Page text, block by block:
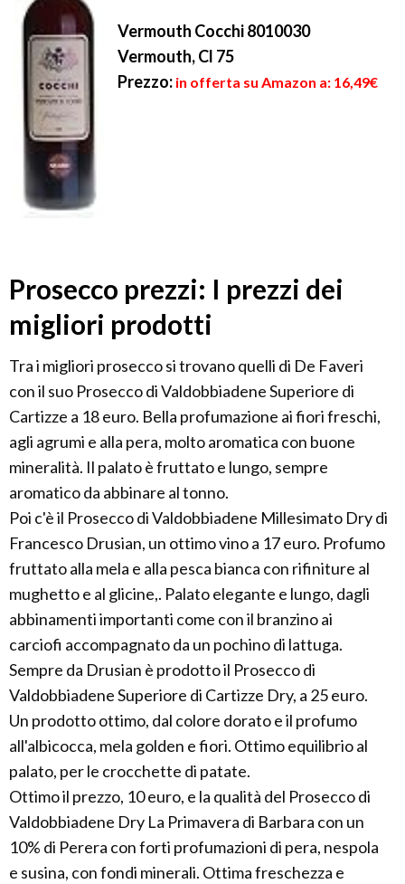
Vermouth Cocchi 8010030
Vermouth, Cl 75
Prezzo: in offerta su Amazon a: 16,49€
Prosecco prezzi: I prezzi dei
migliori prodotti
Tra i migliori prosecco si trovano quelli di De Faveri
con il suo Prosecco di Valdobbiadene Superiore di
Cartizze a 18 euro. Bella profumazione ai fiori freschi,
agli agrumi e alla pera, molto aromatica con buone
mineralità. Il palato è fruttato e lungo, sempre
aromatico da abbinare al tonno.
Poi c'è il Prosecco di Valdobbiadene Millesimato Dry di
Francesco Drusian, un ottimo vino a 17 euro. Profumo
fruttato alla mela e alla pesca bianca con rifiniture al
mughetto e al glicine,. Palato elegante e lungo, dagli
abbinamenti importanti come con il branzino ai
carciofi accompagnato da un pochino di lattuga.
Sempre da Drusian è prodotto il Prosecco di
Valdobbiadene Superiore di Cartizze Dry, a 25 euro.
Un prodotto ottimo, dal colore dorato e il profumo
all'albicocca, mela golden e fiori. Ottimo equilibrio al
palato, per le crocchette di patate.
Ottimo il prezzo, 10 euro, e la qualità del Prosecco di
Valdobbiadene Dry La Primavera di Barbara con un
10% di Perera con forti profumazioni di pera, nespola
e susina, con fondi minerali. Ottima freschezza e